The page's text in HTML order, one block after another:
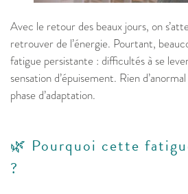
Avec le retour des beaux jours, on
retrouver de l’énergie. Pourtant,
fatigue persistante : difficultés à se
sensation d’épuisement. Rien
phase d’adaptation.
🌿 Pourquoi cette
?